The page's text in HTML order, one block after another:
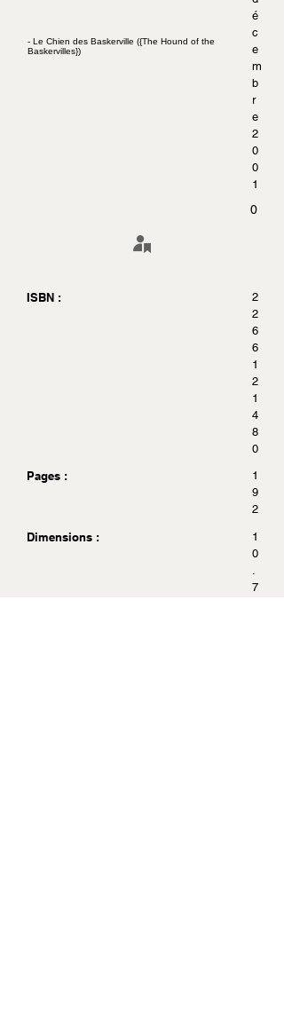
é
c
e
m
b
r
e
2
0
0
1
0
ISBN :
2
2
6
6
1
2
1
4
8
0
Pages :
1
9
2
Dimensions :
1
0
.
7
- Le Chien des Baskerville ({The Hound of the
Baskervilles})